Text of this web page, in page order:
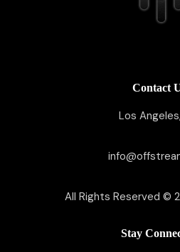
Contact
Los
All Rights Reserved ©
Stay